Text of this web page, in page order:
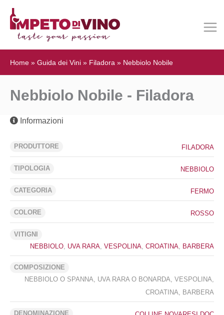
Home » Guida dei Vini » Filadora » Nebbiolo Nobile
Nebbiolo Nobile - Filadora
Informazioni
PRODUTTORE FILADORA
TIPOLOGIA NEBBIOLO
CATEGORIA FERMO
COLORE ROSSO
VITIGNI
NEBBIOLO, UVA RARA, VESPOLINA, CROATINA, BARBERA
COMPOSIZIONE
NEBBIOLO O SPANNA, UVA RARA O BONARDA, VESPOLINA,
CROATINA, BARBERA
DENOMINAZIONE